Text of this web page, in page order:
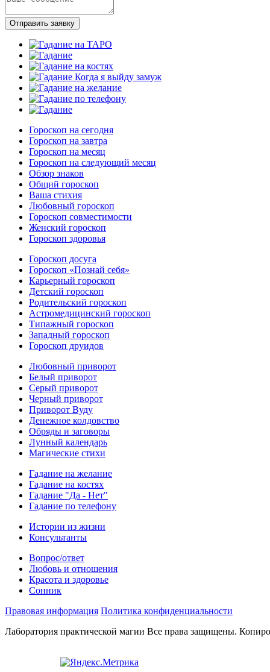
Отправить заявку
Гороскоп на сегодня
Гороскоп на завтра
Гороскоп на месяц
Гороскоп на следующий месяц
Обзор знаков
Общий гороскоп
Ваша стихия
Любовный гороскоп
Гороскоп совместимости
Женский гороскоп
Гороскоп здоровья
Гороскоп досуга
Гороскоп «Познай себя»
Карьерный гороскоп
Детский гороскоп
Родительский гороскоп
Астромедицинский гороскоп
Типажный гороскоп
Западный гороскоп
Гороскоп друидов
Любовный приворот
Белый приворот
Серый приворот
Черный приворот
Приворот Вуду
Денежное колдовство
Обряды и заговоры
Лунный календарь
Магические стихи
Гадание на желание
Гадание на костях
Гадание "Да - Нет"
Гадание по телефону
Истории из жизни
Консультанты
Вопрос/ответ
Любовь и отношения
Красота и здоровье
Сонник
Правовая информация Политика конфиденциальности
Лаборатория практической магии Все права защищены.